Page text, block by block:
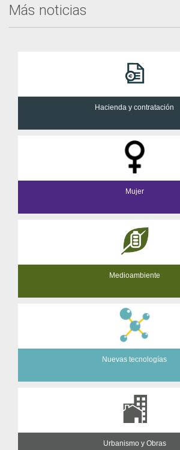
Más noticias
Hacienda y contratación
Mujer
Medioambiente
Nuevas tecnologías
Urbanismo y Obras